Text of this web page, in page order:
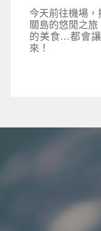
今天前往機場，
關島的悠閒之
的美食…都會
來！